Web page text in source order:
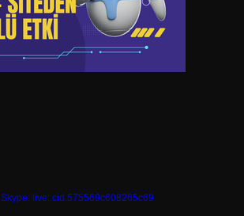
Skype: live:.cid.575569c608265c69